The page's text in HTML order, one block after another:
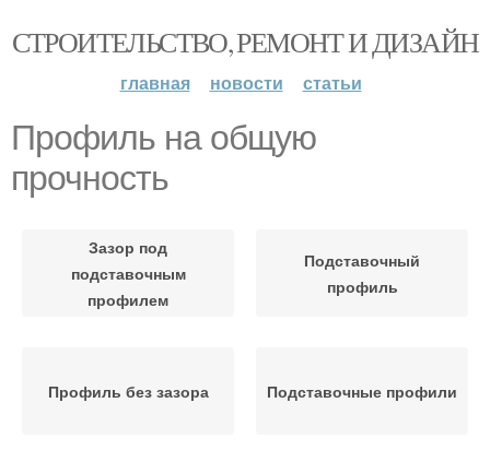
СТРОИТЕЛЬСТВО, РЕМОНТ И ДИЗАЙН
главная новости статьи
Профиль на общую
прочность
Зазор под
подставочным
профилем
Подставочный
профиль
Профиль без зазора Подставочные профили